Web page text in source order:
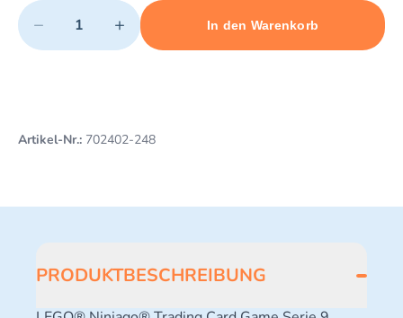
Quantity
− +
Minimum quantity: 1 Maximum quantity: 3
In den Warenkorb
Add 1 item to cart
Artikel-Nr.: 702402-248
PRODUKTBESCHREIBUNG